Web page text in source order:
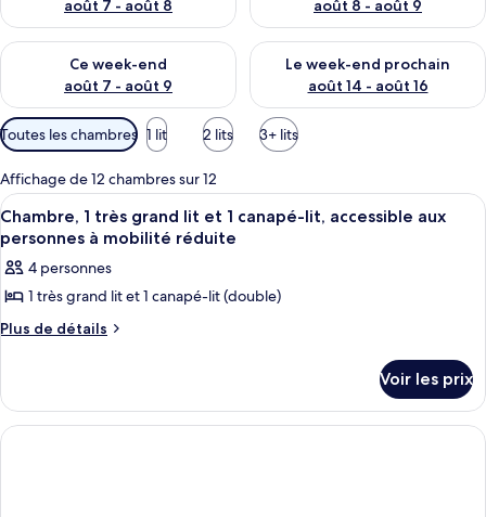
août 7 - août 8
août 8 - août 9
Ce week-end
août 7 - août 9
Vérifier la disponibilité pour ce week-end août 7 - août 9
Le week-end prochain
août 14 - août 16
Vérifier la disponibilité pour
Filtres
disponibles
pour
les
chambres
Toutes les chambres 1 lit 2 lits 3+ lits
Affichage de 12 chambres sur 12
Afficher
toutes
les
photos
pour
ce
chambre :
Chambre,
Une chambre d’hôtel avec un
5
Chambre, 1 très grand lit et 1 canapé-lit, accessible aux
personnes à mobilité réduite
4 personnes
1 très grand lit et 1 canapé-lit (double)
Plus de détails
Plus
le
type
de
Voir les prix